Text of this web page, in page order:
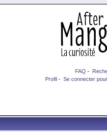
FAQ -
Profil - Se connecter